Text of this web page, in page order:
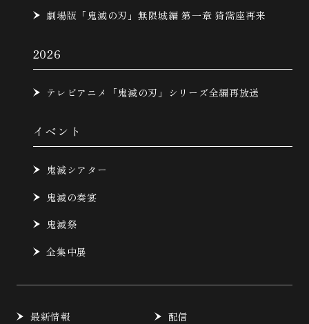
劇場版「鬼滅の刃」無限城編 第一章 猗窩座再来
2026
テレビアニメ「鬼滅の刃」シリーズ全編再放送
イベント
鬼滅シアター
鬼滅の奏宴
鬼滅祭
全集中展
最新情報 配信